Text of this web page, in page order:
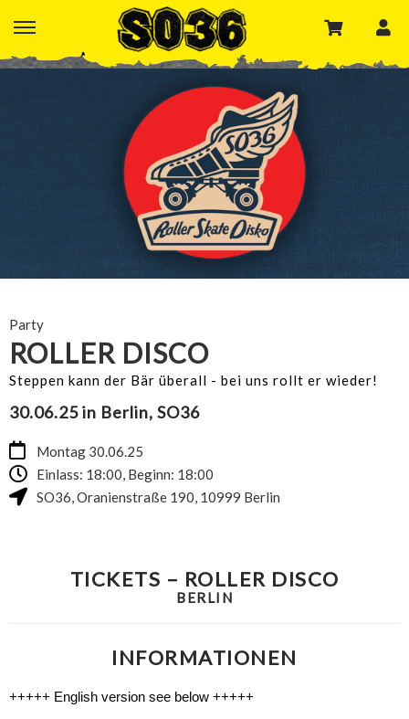
Party
ROLLER DISCO
Steppen kann der Bär überall - bei uns rollt er wieder!
30.06.25 in Berlin, SO36
Montag 30.06.25
Einlass: 18:00, Beginn: 18:00
SO36,Oranienstraße 190, 10999 Berlin
TICKETS – ROLLER DISCO
BERLIN
INFORMATIONEN
+++++ English version see below +++++